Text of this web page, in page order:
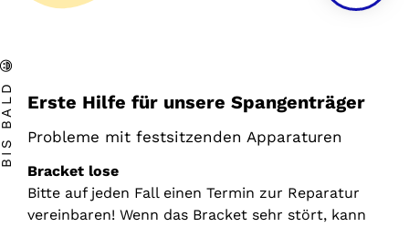
😀 Erste Hilfe für unsere Spangenträger
Probleme mit festsitzenden Apparaturen
Bracket lose
Bitte auf jeden Fall einen Termin zur Reparatur
vereinbaren! Wenn das Bracket sehr stört, kann